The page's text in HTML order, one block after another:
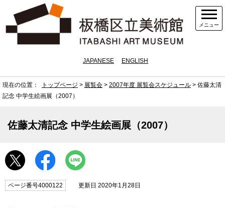
メニュー
JAPANESE ENGLISH
現在の位置： トップページ > 展覧会 > 2007年度 展覧会スケジュール > 佐藤太清
記念 中学生絵画展（2007）
佐藤太清記念 中学生絵画展（2007）
ページ番号4000122 更新日 2020年1月28日